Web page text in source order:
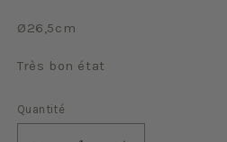
Ø26,5cm
Très bon état
Quantité
Quantité